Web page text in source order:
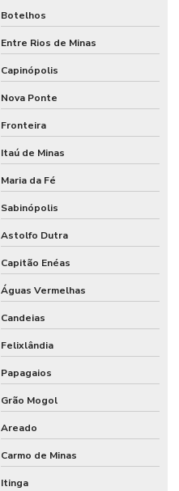
Botelhos
Entre Rios de Minas
Capinópolis
Nova Ponte
Fronteira
Itaú de Minas
Maria da Fé
Sabinópolis
Astolfo Dutra
Capitão Enéas
Águas Vermelhas
Candeias
Felixlândia
Papagaios
Grão Mogol
Areado
Carmo de Minas
Itinga